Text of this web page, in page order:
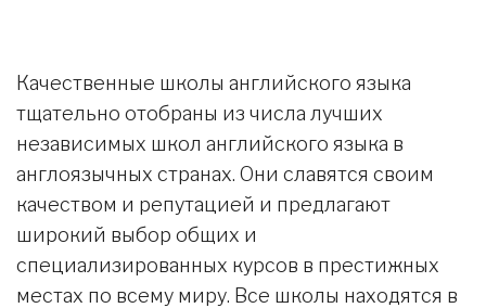
Качественные школы английского языка
тщательно отобраны из числа лучших
независимых школ английского языка в
англоязычных странах. Они славятся своим
качеством и репутацией и предлагают
широкий выбор общих и
специализированных курсов в престижных
местах по всему миру. Все школы находятся в